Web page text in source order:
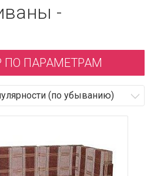
-
ПО ПАРАМЕТРАМ